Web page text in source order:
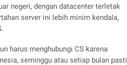
negeri, dengan datacenter terletak
server ini lebih minim kendala,
harus menghubungi CS karena
seminggu atau setiap bulan pasti